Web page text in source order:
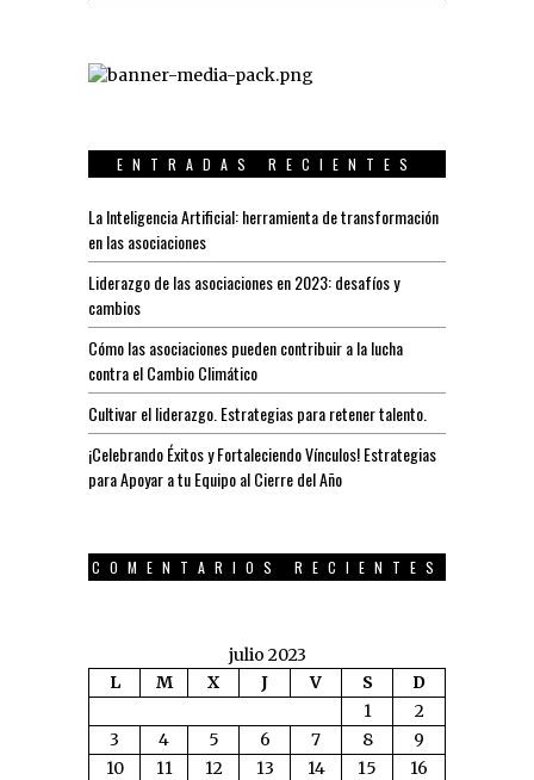
ENTRADAS RECIENTES
La Inteligencia Artificial: herramienta de transformación
en las asociaciones
Liderazgo de las asociaciones en 2023: desafíos y
cambios
Cómo las asociaciones pueden contribuir a la lucha
contra el Cambio Climático
Cultivar el liderazgo. Estrategias para retener talento.
¡Celebrando Éxitos y Fortaleciendo Vínculos! Estrategias
para Apoyar a tu Equipo al Cierre del Año
COMENTARIOS RECIENTES
julio 2023
L
M X J V S D
1
2
3
4 5 6 7 8
9
10
11 12 13 14 15
16